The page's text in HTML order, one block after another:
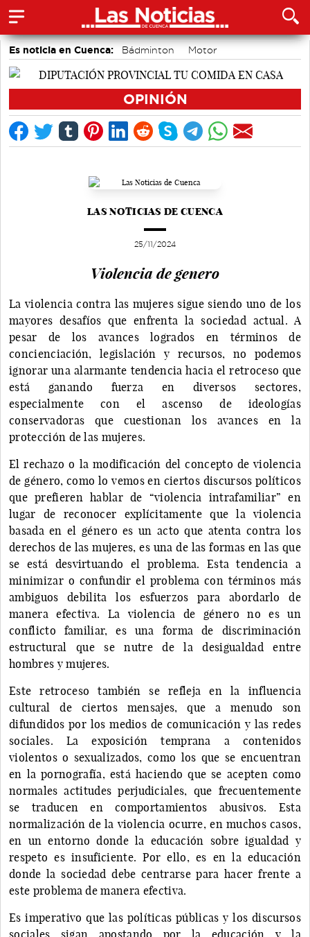
Es noticia en Cuenca: Bádminton
Motor
Actividades culturales en Cuenca
OPINIÓN
LAS NOTICIAS DE CUENCA
25/11/2024
Violencia de genero
La violencia contra las mujeres sigue siendo uno de los
mayores desafíos que enfrenta la sociedad actual. A
pesar de los avances logrados en términos de
concienciación, legislación y recursos, no podemos
ignorar una alarmante tendencia hacia el retroceso que
está ganando fuerza en diversos sectores,
especialmente con el ascenso de ideologías
conservadoras que cuestionan los avances en la
protección de las mujeres.
El rechazo o la modificación del concepto de violencia
de género, como lo vemos en ciertos discursos políticos
que prefieren hablar de “violencia intrafamiliar” en
lugar de reconocer explícitamente que la violencia
basada en el género es un acto que atenta contra los
derechos de las mujeres, es una de las formas en las que
se está desvirtuando el problema. Esta tendencia a
minimizar o confundir el problema con términos más
ambiguos debilita los esfuerzos para abordarlo de
manera efectiva. La violencia de género no es un
conflicto familiar, es una forma de discriminación
estructural que se nutre de la desigualdad entre
hombres y mujeres.
Este retroceso también se refleja en la influencia
cultural de ciertos mensajes, que a menudo son
difundidos por los medios de comunicación y las redes
sociales. La exposición temprana a contenidos
violentos o sexualizados, como los que se encuentran
en la pornografía, está haciendo que se acepten como
normales actitudes perjudiciales, que frecuentemente
se traducen en comportamientos abusivos. Esta
normalización de la violencia ocurre, en muchos casos,
en un entorno donde la educación sobre igualdad y
respeto es insuficiente. Por ello, es en la educación
donde la sociedad debe centrarse para hacer frente a
este problema de manera efectiva.
Es imperativo que las políticas públicas y los discursos
sociales sigan apostando por la educación y la